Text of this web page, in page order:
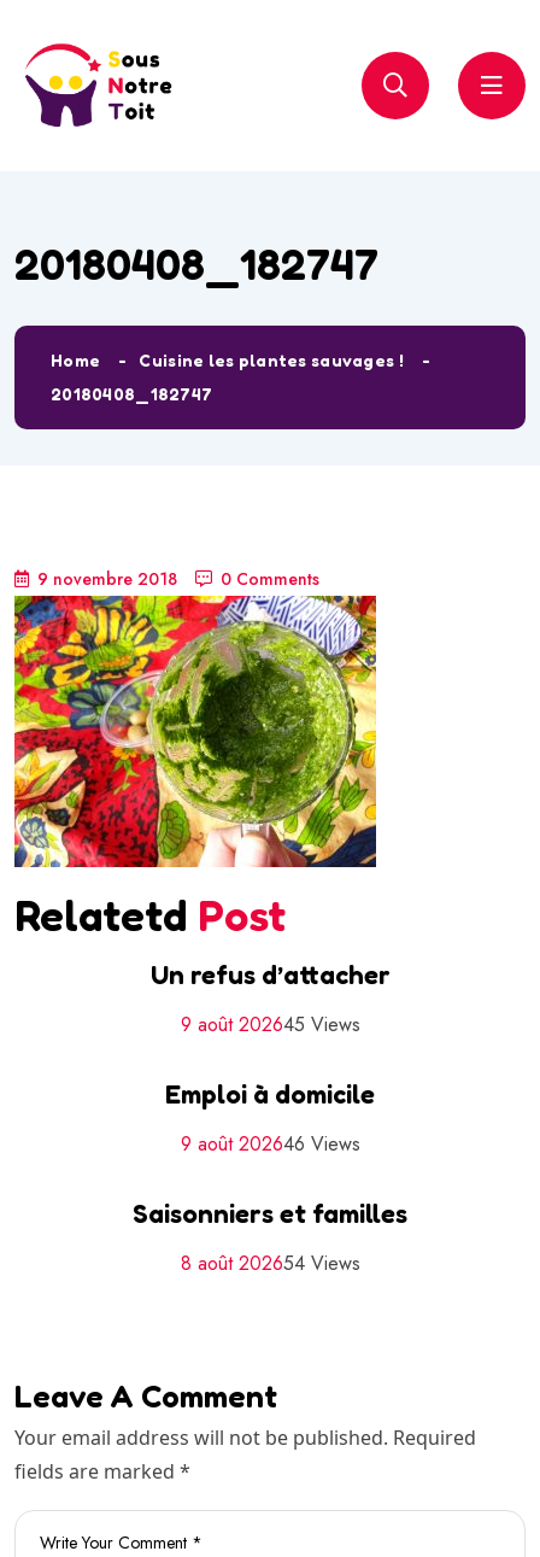
20180408_182747
Home
Cuisine les plantes sauvages !
20180408_182747
9 novembre 2018 0 Comments
Relatetd Post
Un refus d’attacher
9 août 202645 Views
Emploi à domicile
9 août 202646 Views
Saisonniers et familles
8 août 202654 Views
Leave A Comment
Your email address will not be published. Required
fields are marked *